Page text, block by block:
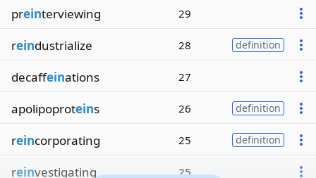
preinterviewing 29
reindustrialize 28 definition
decaffeinations 27
apolipoproteins 26 definition
reincorporating 25 definition
reinvestigating 25